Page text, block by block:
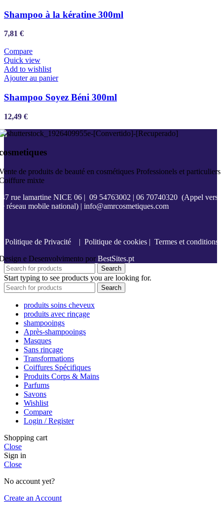
Shampoo à la kératine 300ml
7,81 €
Compare
Quick view
Add to wishlist
Ajouter au panier
Shampoo Soyez Béni 300ml
12,49 €
de produits de beauté en cosmétiques Professionels et particuliers
mixte
47 rue lamartine NICE 06 | 09 54763002 | 06 70740320 (Appel vers
réseau mobile national) | info@amrcosmetiques.com
Politique de Privacité | Politique de cookies | Termes et conditions
e Desenvolvimento por BestSites.pt
Search
Start typing to see products you are looking for.
Search
produits soins cheveux
produits avec rinçage
shampooings
Après-shampooings
Masques
Sans rinçage
Transformations
Coiffures Spécifiques
Produits Corps & Mains
Parfums
Savons
Wishlist
Compare
Login / Register
Shopping cart
Close
Sign in
Close
No account yet?
Create an Account